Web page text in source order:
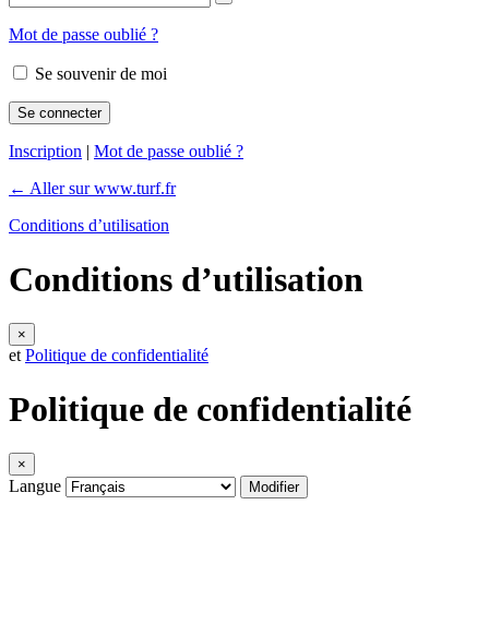
Mot de passe oublié ?
Se souvenir de moi
Inscription | Mot de passe oublié ?
← Aller sur www.turf.fr
Conditions d’utilisation
Conditions d’utilisation
×
et Politique de confidentialité
Politique de confidentialité
×
Langue